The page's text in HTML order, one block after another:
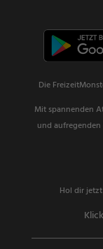
Die
Mit spannenden
und
Hol dir